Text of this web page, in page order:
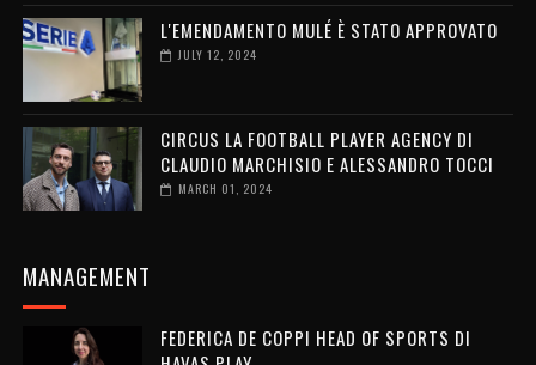
L'EMENDAMENTO MULÉ È STATO APPROVATO
JULY 12, 2024
CIRCUS LA FOOTBALL PLAYER AGENCY DI
CLAUDIO MARCHISIO E ALESSANDRO TOCCI
MARCH 01, 2024
MANAGEMENT
FEDERICA DE COPPI HEAD OF SPORTS DI